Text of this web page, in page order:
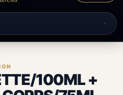
100ML +